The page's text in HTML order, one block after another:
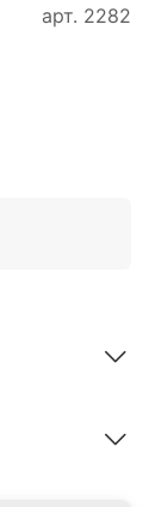
арт. 2282